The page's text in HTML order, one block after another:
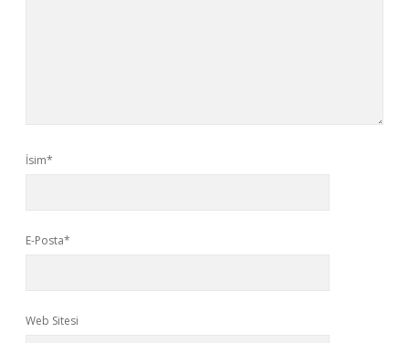
İsim*
E-Posta*
Web Sitesi